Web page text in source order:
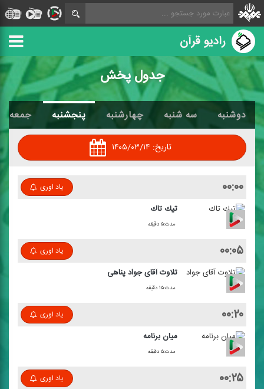
رادیو قرآن
جدول پخش
دوشنبه سه شنبه چهارشنبه پنجشنبه جمعه
تاریخ: ۱۴۰۵/۰۳/۱۴
۰۰:۰۰ یاد اوری
تیك تاك
مدت:۵ دقیقه
۰۰:۰۵ یاد اوری
تلاوت آقای جواد پناهی
مدت:۱۵ دقیقه
۰۰:۲۰ یاد اوری
میان برنامه
مدت:۵ دقیقه
۰۰:۲۵ یاد اوری